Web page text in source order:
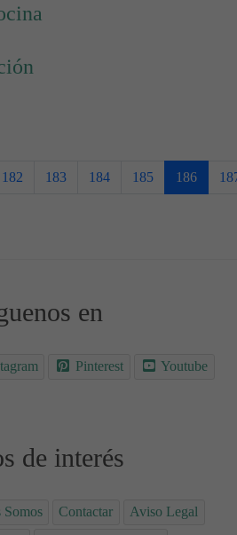
182 183 184 185 186
en
Pinterest Youtube
de interés
Somos Contactar
Aviso Legal